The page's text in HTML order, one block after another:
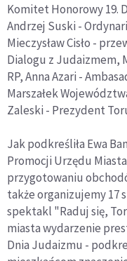
Komitet Honorowy 19.
Andrzej Suski -
Mieczysław Cisło -
Dialogu z Judaizmem,
RP, Anna Azari -
Marszałek
Zaleski - Prezydent
Jak podkreśliła Ewa
Promocji Urzędu
przygotowaniu
także organizujemy 17
spektakl "Raduj się,
miasta wydarzenie
Dnia Judaizmu -